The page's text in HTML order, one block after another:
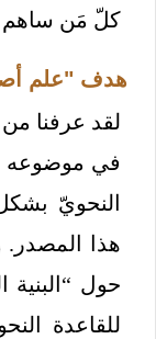
كلّ مَن ساهم
هدف "علم
لقد عرفنا
في موضوعه
النحويّ
هذا المصدر.
حول “البنية
للقاعدة